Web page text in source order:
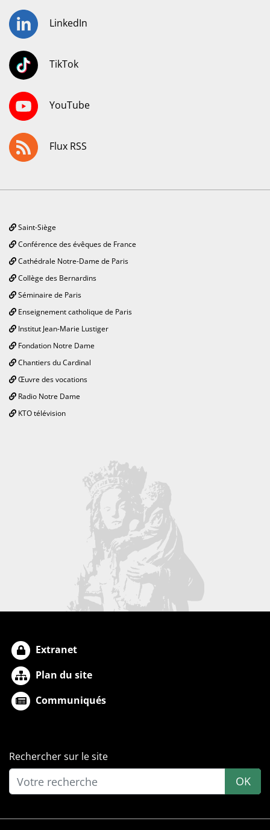
LinkedIn
TikTok
YouTube
Flux RSS
Saint-Siège
Conférence des évêques de France
Cathédrale Notre-Dame de Paris
Collège des Bernardins
Séminaire de Paris
Enseignement catholique de Paris
Institut Jean-Marie Lustiger
Fondation Notre Dame
Chantiers du Cardinal
Œuvre des vocations
Radio Notre Dame
KTO télévision
Extranet
Plan du site
Communiqués
Rechercher sur le site
OK